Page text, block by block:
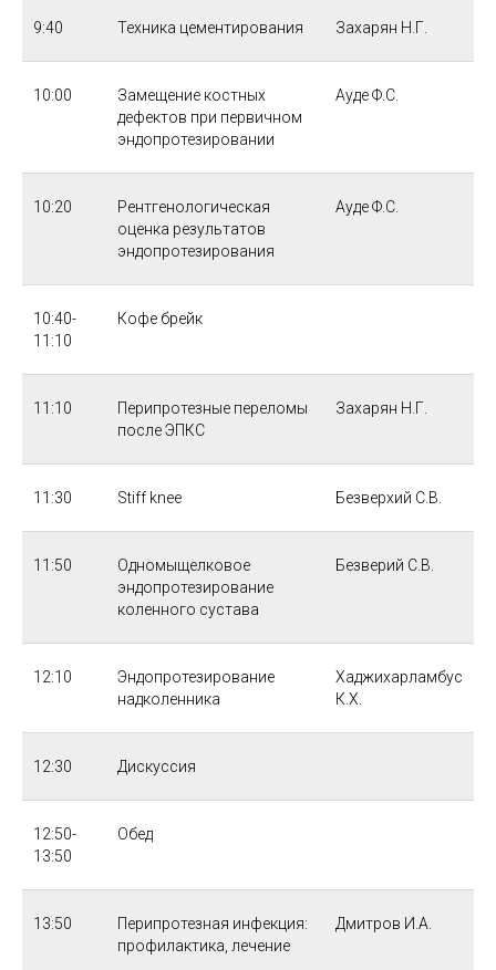
9:40 Техника цементирования Захарян Н.Г.
10:00
Замещение костных
дефектов при первичном
эндопротезировании
Ауде Ф.С.
10:20
Рентгенологическая
оценка результатов
эндопротезирования
Ауде Ф.С.
10:40-
11:10
Кофе брейк
11:10
Перипротезные переломы
после ЭПКС
Захарян Н.Г.
11:30 Stiff knee Безверхий С.В.
11:50
Одномыщелковое
эндопротезирование
коленного сустава
Безверий С.В.
12:10
Эндопротезирование
надколенника
Хаджихарламбус
К.Х.
12:30 Дискуссия
12:50-
13:50
Обед
13:50
Перипротезная инфекция:
профилактика, лечение
Дмитров И.А.